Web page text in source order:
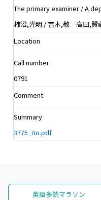
The primary examiner / A
柿沼,光明 / 吉木,敬 高田,賢
Location
Call number
0791
Comment
Summary
3775_ito.pdf
英語多読マラソン